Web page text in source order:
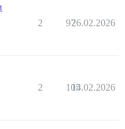
2 9726.02.2026
2 105
14.02.2026